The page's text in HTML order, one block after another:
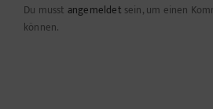
Du musst angemeldet sein, um einen
können.